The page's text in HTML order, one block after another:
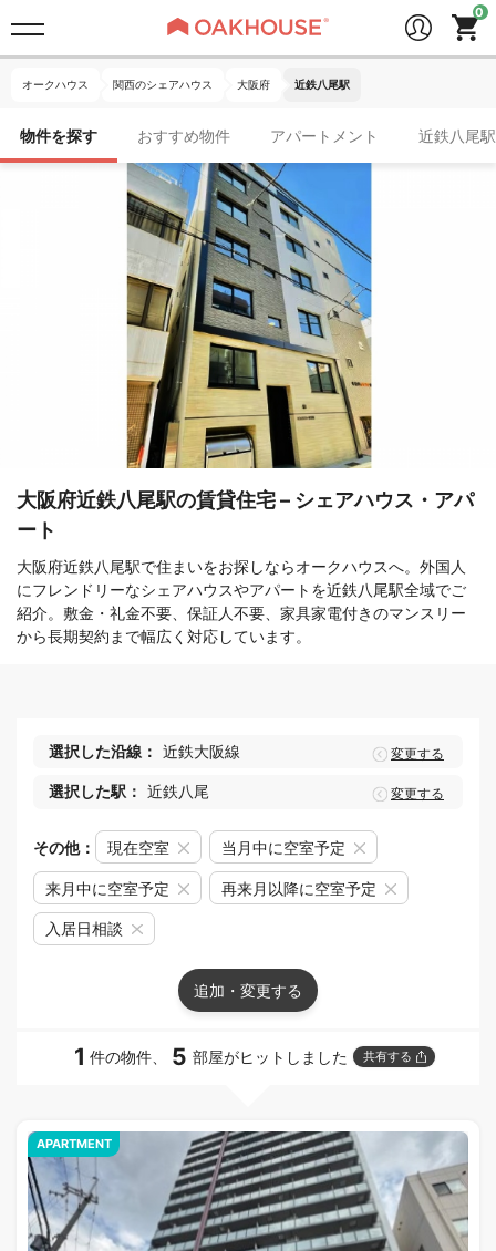
オークハウス 関西のシェアハウス 大阪府 近鉄八尾駅
物件を探す おすすめ物件 アパートメント 近鉄八尾
大阪府近鉄八尾駅の賃貸住宅 – シェアハウス・アパ
ート
大阪府近鉄八尾駅で住まいをお探しならオークハウスへ。外国人
にフレンドリーなシェアハウスやアパートを近鉄八尾駅全域でご
紹介。敷金・礼金不要、保証人不要、家具家電付きのマンスリー
から長期契約まで幅広く対応しています。
選択した沿線： 近鉄大阪線 変更する
選択した駅： 近鉄八尾 変更する
その他： 現在空室 当月中に空室予定
来月中に空室予定 再来月以降に空室予定
入居日相談
追加・変更する
1 件の物件、 5 部屋がヒットしました 共有する
APARTMENT